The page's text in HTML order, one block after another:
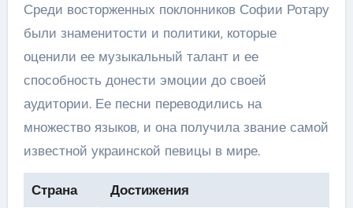
Среди восторженных поклонников Софии Ротару
были знаменитости и политики, которые
оценили ее музыкальный талант и ее
способность донести эмоции до своей
аудитории. Ее песни переводились на
множество языков, и она получила звание самой
известной украинской певицы в мире.
Страна Достижения